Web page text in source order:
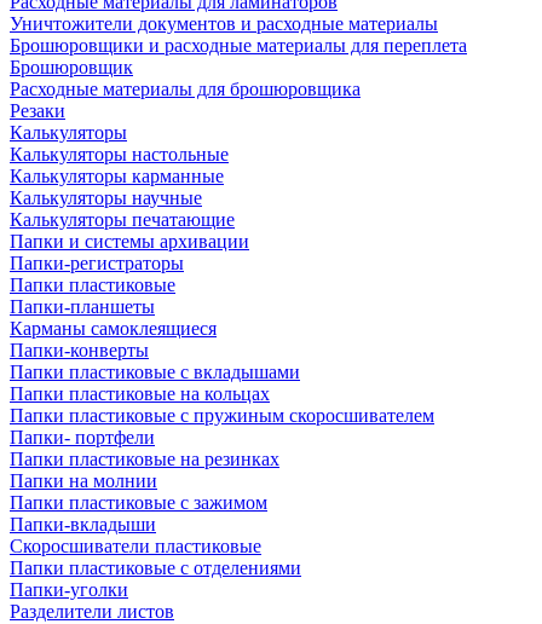
Уничтожители документов и расходные материалы
Брошюровщики и расходные материалы для переплета
Брошюровщик
Расходные материалы для брошюровщика
Резаки
Калькуляторы
Калькуляторы настольные
Калькуляторы карманные
Калькуляторы научные
Калькуляторы печатающие
Папки и системы архивации
Папки-регистраторы
Папки пластиковые
Папки-планшеты
Карманы самоклеящиеся
Папки-конверты
Папки пластиковые с вкладышами
Папки пластиковые на кольцах
Папки пластиковые с пружиным скоросшивателем
Папки- портфели
Папки пластиковые на резинках
Папки на молнии
Папки пластиковые с зажимом
Папки-вкладыши
Скоросшиватели пластиковые
Папки пластиковые с отделениями
Папки-уголки
Разделители листов